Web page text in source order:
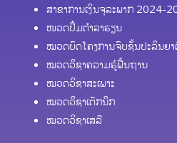
ສາຂາການເງິນຈຸລະພາກ 2024-
ໜວດປຶ້ມຕຳລາຮຽນ
ໝວດບົດໂຄງການຈົບຊັ້ນປະລິນຍ
ໝວດວິຊາຄວາມຮູ້ຟື້ນຖານ
ໝວດວິຊາສະເພາະ
ໝວດວິຊາເຕັກນິກ
ໝວດວິຊາເສລີ